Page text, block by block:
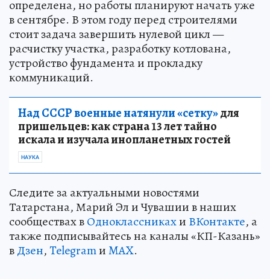
определена, но работы планируют начать уже
в сентябре. В этом году перед строителями
стоит задача завершить нулевой цикл —
расчистку участка, разработку котлована,
устройство фундамента и прокладку
коммуникаций.
Над СССР военные натянули «сетку»для
пришельцев: как страна 13 лет тайно
искала и изучала инопланетных гостей
НАУКА
Следите за актуальными новостями
Татарстана, Марий Эл и Чувашии в наших
сообществах вОдноклассникахи ВКонтакте, а
также подписывайтесь на каналы «КП-Казань»
вДзен,TelegramиMAX.